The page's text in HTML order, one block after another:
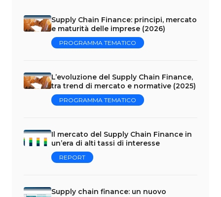
Supply Chain Finance: principi, mercato
e maturità delle imprese (2026)
PROGRAMMA TEMATICO
L’evoluzione del Supply Chain Finance,
tra trend di mercato e normative (2025)
PROGRAMMA TEMATICO
Il mercato del Supply Chain Finance in
un’era di alti tassi di interesse
REPORT
Supply chain finance: un nuovo